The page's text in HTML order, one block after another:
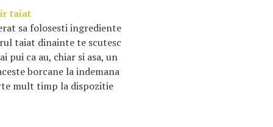
taiat
sa folosesti ingrediente
taiat dinainte te scutesc
pui ca au, chiar si asa, un
borcane la indemana
mult timp la dispozitie